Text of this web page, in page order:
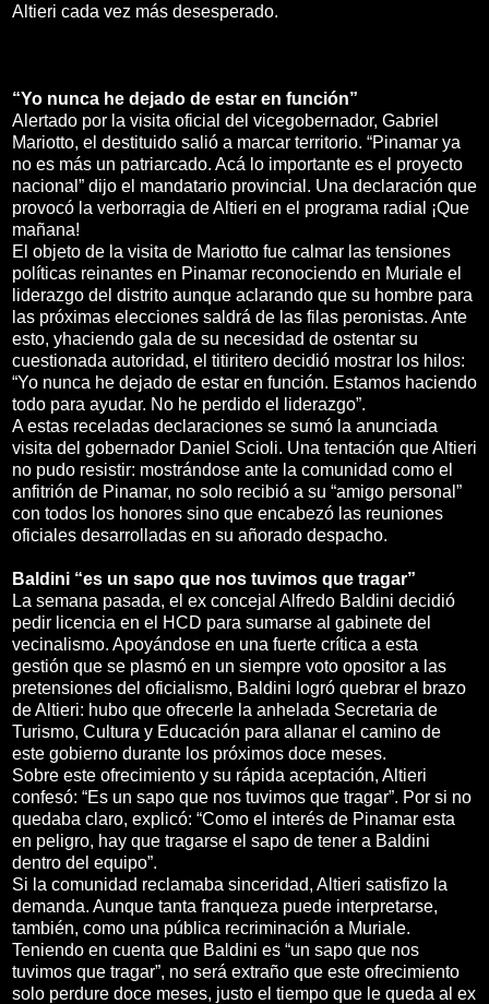
Altieri cada vez más desesperado.
“Yo nunca he dejado de estar en función”
Alertado por la visita oficial del vicegobernador, Gabriel
Mariotto, el destituido salió a marcar territorio. “Pinamar ya
no es más un patriarcado. Acá lo importante es el proyecto
nacional” dijo el mandatario provincial. Una declaración que
provocó la verborragia de Altieri en el programa radial ¡Que
mañana!
El objeto de la visita de Mariotto fue calmar las tensiones
políticas reinantes en Pinamar reconociendo en Muriale el
liderazgo del distrito aunque aclarando que su hombre para
las próximas elecciones saldrá de las filas peronistas. Ante
esto, yhaciendo gala de su necesidad de ostentar su
cuestionada autoridad, el titiritero decidió mostrar los hilos:
“Yo nunca he dejado de estar en función. Estamos haciendo
todo para ayudar. No he perdido el liderazgo”.
A estas receladas declaraciones se sumó la anunciada
visita del gobernador Daniel Scioli. Una tentación que Altieri
no pudo resistir: mostrándose ante la comunidad como el
anfitrión de Pinamar, no solo recibió a su “amigo personal”
con todos los honores sino que encabezó las reuniones
oficiales desarrolladas en su añorado despacho.
Baldini “es un sapo que nos tuvimos que tragar”
La semana pasada, el ex concejal Alfredo Baldini decidió
pedir licencia en el HCD para sumarse al gabinete del
vecinalismo. Apoyándose en una fuerte crítica a esta
gestión que se plasmó en un siempre voto opositor a las
pretensiones del oficialismo, Baldini logró quebrar el brazo
de Altieri: hubo que ofrecerle la anhelada Secretaria de
Turismo, Cultura y Educación para allanar el camino de
este gobierno durante los próximos doce meses.
Sobre este ofrecimiento y su rápida aceptación, Altieri
confesó: “Es un sapo que nos tuvimos que tragar”. Por si no
quedaba claro, explicó: “Como el interés de Pinamar esta
en peligro, hay que tragarse el sapo de tener a Baldini
dentro del equipo”.
Si la comunidad reclamaba sinceridad, Altieri satisfizo la
demanda. Aunque tanta franqueza puede interpretarse,
también, como una pública recriminación a Muriale.
Teniendo en cuenta que Baldini es “un sapo que nos
tuvimos que tragar”, no será extraño que este ofrecimiento
solo perdure doce meses, justo el tiempo que le queda al ex